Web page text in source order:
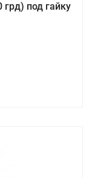
под гайку